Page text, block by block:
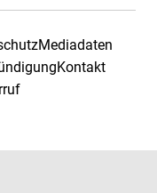
Mediadaten
Kontakt